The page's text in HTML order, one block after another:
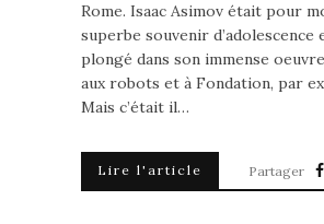
Rome. Isaac Asimov était pour
superbe souvenir d’adolescence
plongé dans son immense
aux robots et à Fondation, par
Mais c’était il…
Lire l'article Partager